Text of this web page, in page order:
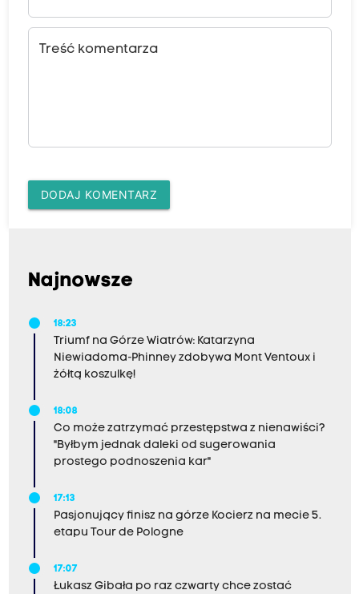
Treść komentarza
DODAJ KOMENTARZ
Najnowsze
18:23
Triumf na Górze Wiatrów: Katarzyna
Niewiadoma-Phinney zdobywa Mont Ventoux i
żółtą koszulkę!
18:08
Co może zatrzymać przestępstwa z nienawiści?
"Byłbym jednak daleki od sugerowania
prostego podnoszenia kar"
17:13
Pasjonujący finisz na górze Kocierz na mecie 5.
etapu Tour de Pologne
17:07
Łukasz Gibała po raz czwarty chce zostać